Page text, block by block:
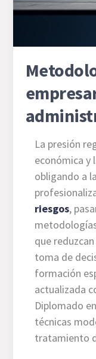
La presión
económica
obligando a
riesgos,
que
toma de
formación
actualizada
Diplomado
técnicas
tratamiento